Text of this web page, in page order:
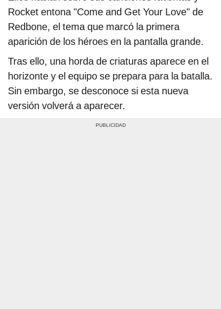
Rocket entona "Come and Get Your Love" de
Redbone, el tema que marcó la primera
aparición de los héroes en la pantalla grande.
Tras ello, una horda de criaturas aparece en el
horizonte y el equipo se prepara para la batalla.
Sin embargo, se desconoce si esta nueva
versión volverá a aparecer.